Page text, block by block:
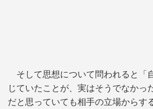
そして思想について問われると「
じていたことが、実はそうでなかっ
だと思っていても相手の立場からす